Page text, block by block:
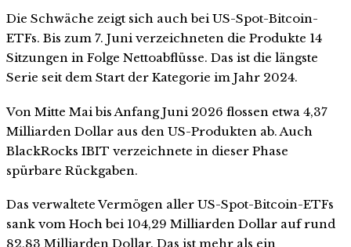
Die Schwäche zeigt sich auch bei US-Spot-Bitcoin-
ETFs. Bis zum 7. Juni verzeichneten die Produkte 14
Sitzungen in Folge Nettoabflüsse. Das ist die längste
Serie seit dem Start der Kategorie im Jahr 2024.
Von Mitte Mai bis Anfang Juni 2026 flossen etwa 4,37
Milliarden Dollar aus den US-Produkten ab. Auch
BlackRocks IBIT verzeichnete in dieser Phase
spürbare Rückgaben.
Das verwaltete Vermögen aller US-Spot-Bitcoin-ETFs
sank vom Hoch bei 104,29 Milliarden Dollar auf rund
82,83 Milliarden Dollar. Das ist mehr als ein